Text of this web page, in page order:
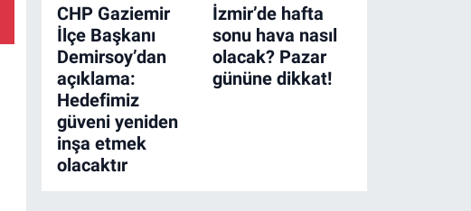
CHP Gaziemir
İlçe Başkanı
Demirsoy’dan
açıklama:
Hedefimiz
güveni yeniden
inşa etmek
olacaktır
İzmir’de hafta
sonu hava nasıl
olacak? Pazar
gününe dikkat!